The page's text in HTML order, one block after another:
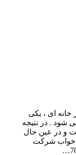
ای ، یکی
. در نتیجه
و در عین حال
خواب شرکت